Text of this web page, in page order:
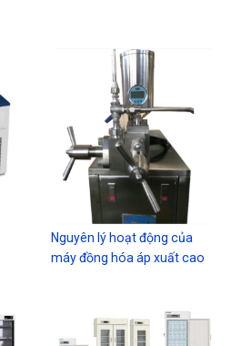
Nguyên lý hoạt động của
máy đồng hóa áp xuất cao